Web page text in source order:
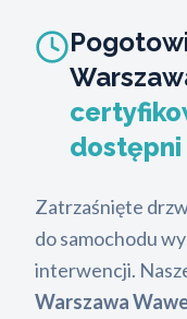
dostępni
Zatrzaśnięte
do samochodu
interwencji.
Warszawa